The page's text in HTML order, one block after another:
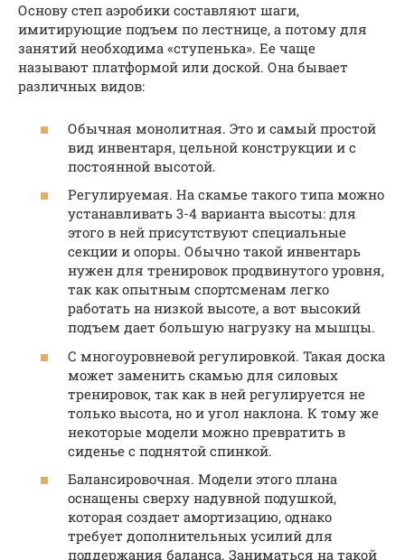
Основу степ аэробики составляют шаги,
имитирующие подъем по лестнице, а потому для
занятий необходима «ступенька». Ее чаще
называют платформой или доской. Она бывает
различных видов:
Обычная монолитная. Это и самый простой
вид инвентаря, цельной конструкции и с
постоянной высотой.
Регулируемая. На скамье такого типа можно
устанавливать 3-4 варианта высоты: для
этого в ней присутствуют специальные
секции и опоры. Обычно такой инвентарь
нужен для тренировок продвинутого уровня,
так как опытным спортсменам легко
работать на низкой высоте, а вот высокий
подъем дает большую нагрузку на мышцы.
С многоуровневой регулировкой. Такая доска
может заменить скамью для силовых
тренировок, так как в ней регулируется не
только высота, но и угол наклона. К тому же
некоторые модели можно превратить в
сиденье с поднятой спинкой.
Балансировочная. Модели этого плана
оснащены сверху надувной подушкой,
которая создает амортизацию, однако
требует дополнительных усилий для
поддержания баланса. Заниматься на такой